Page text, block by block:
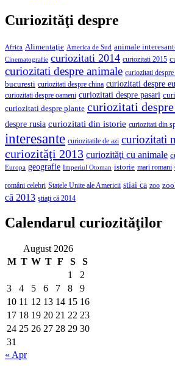
Curiozităţi despre
Africa Alimentaţie America de Sud animale
Cinematografie curiozitati 2014 curiozitati 2015
curiozitati despre animale curiozitati despre
bucuresti curiozitati despre china curiozitati despre
curiozitati despre oameni curiozitati despre pasari
curiozitati despre plante curiozitati
despre rusia curiozitati din istorie curiozitati din
interesante curiozitatile de azi curiozitati
curiozităţi 2013 curiozităţi cu animale
Europa geografie Imperiul Otoman istorie mari romani
români celebri Statele Unite ale Americii stiai ca zoo
că 2013 ştiaţi că 2014
Calendarul curiozităţilor
August 2026
M T W T F S
S
1
2
3
4 5 6 7 8
9
10 11 12 13 14 15 16
17 18 19 20 21 22 23
24 25 26 27 28 29 30
31
« Apr